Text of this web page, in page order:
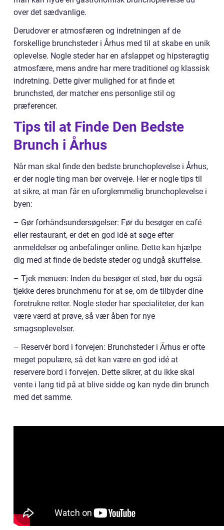
over det sædvanlige.
Derudover er atmosfæren og indretningen af de
forskellige brunchsteder i Århus med til at skabe en unik
oplevelse. Nogle steder har en afslappet og hipsteragtig
atmosfære, mens andre har mere traditionel og klassisk
indretning. Dette giver mulighed for at finde et
brunchsted, der matcher ens personlige stil og
præferencer.
Tips til at Finde Den Bedste
Brunch i Århus
Når man skal finde den bedste brunchoplevelse i Århus,
er der nogle ting man bør overveje. Her er nogle tips til
at sikre, at man får en uforglemmelig brunchoplevelse i
byen:
– Gør forhåndsundersøgelser: Før du besøger en café
eller restaurant, er det en god idé at søge efter
anmeldelser og anbefalinger online. Dette kan hjælpe
dig med at finde de bedste steder og undgå skuffelse.
– Tjek menuen: Inden du besøger et sted, bør du også
tjekke deres brunchmenu for at se, om de tilbyder dine
foretrukne retter. Nogle steder har specialiteter, der kan
være værd at prøve, så vær åben for nye
smagsoplevelser.
– Reservér bord i forvejen: Brunchsteder i Århus er ofte
meget populære, så det kan være en god idé at
reservere bord i forvejen. Dette sikrer, at du ikke skal
vente i lang tid på at blive sidde og kan nyde din brunch
med det samme.